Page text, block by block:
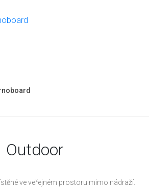
Outdoor
ve veřejném prostoru mimo nádraží.